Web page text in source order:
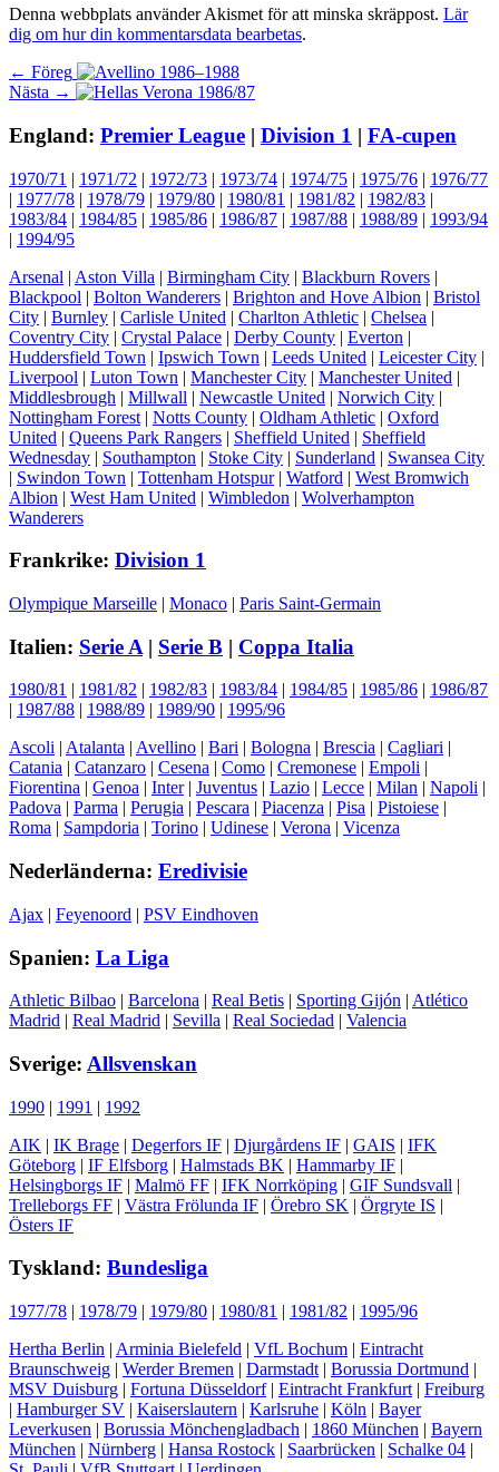
Denna webbplats använder Akismet för att minska skräppost. Lär
dig om hur din kommentarsdata bearbetas.
Inläggsnavigering
← Föreg Föregående
inlägg:
Nästa → Nästa
England: Premier League | Division 1 | FA-cupen
1970/71 | 1971/72 | 1972/73 | 1973/74 | 1974/75 | 1975/76 | 1976/77
| 1977/78 | 1978/79 | 1979/80 | 1980/81 | 1981/82 | 1982/83 |
1983/84 | 1984/85 | 1985/86 | 1986/87 | 1987/88 | 1988/89 | 1993/94
| 1994/95
Arsenal | Aston Villa | Birmingham City | Blackburn Rovers |
Blackpool | Bolton Wanderers | Brighton and Hove Albion | Bristol
City | Burnley | Carlisle United | Charlton Athletic | Chelsea |
Coventry City | Crystal Palace | Derby County | Everton |
Huddersfield Town | Ipswich Town | Leeds United | Leicester City |
Liverpool | Luton Town | Manchester City | Manchester United |
Middlesbrough | Millwall | Newcastle United | Norwich City |
Nottingham Forest | Notts County | Oldham Athletic | Oxford
United | Queens Park Rangers | Sheffield United | Sheffield
Wednesday | Southampton | Stoke City | Sunderland | Swansea City
| Swindon Town | Tottenham Hotspur| Watford | West Bromwich
Albion | West Ham United | Wimbledon | Wolverhampton
Wanderers
Frankrike: Division 1
Olympique Marseille | Monaco | Paris Saint-Germain
Italien: Serie A | Serie B | Coppa Italia
1980/81 | 1981/82 | 1982/83 | 1983/84 | 1984/85 | 1985/86 | 1986/87
| 1987/88 | 1988/89 | 1989/90 | 1995/96
Ascoli | Atalanta | Avellino | Bari | Bologna | Brescia | Cagliari |
Catania | Catanzaro | Cesena | Como | Cremonese | Empoli |
Fiorentina | Genoa | Inter| Juventus | Lazio | Lecce | Milan | Napoli |
Padova | Parma | Perugia | Pescara | Piacenza | Pisa | Pistoiese |
Roma | Sampdoria | Torino | Udinese | Verona | Vicenza
Nederländerna: Eredivisie
Ajax | Feyenoord | PSV Eindhoven
Spanien: La Liga
Athletic Bilbao | Barcelona | Real Betis | Sporting Gijón | Atlético
Madrid | Real Madrid | Sevilla | Real Sociedad | Valencia
Sverige: Allsvenskan
1990 | 1991 | 1992
AIK | IK Brage | Degerfors IF | Djurgårdens IF | GAIS | IFK
Göteborg | IF Elfsborg | Halmstads BK | Hammarby IF |
Helsingborgs IF | Malmö FF | IFK Norrköping | GIF Sundsvall |
Trelleborgs FF | Västra Frölunda IF | Örebro SK | Örgryte IS |
Östers IF
Tyskland: Bundesliga
1977/78 | 1978/79 | 1979/80 | 1980/81 | 1981/82 | 1995/96
Hertha Berlin | Arminia Bielefeld | VfL Bochum | Eintracht
Braunschweig | Werder Bremen | Darmstadt | Borussia Dortmund |
MSV Duisburg | Fortuna Düsseldorf| Eintracht Frankfurt | Freiburg
| Hamburger SV | Kaiserslautern | Karlsruhe | Köln | Bayer
Leverkusen | Borussia Mönchengladbach | 1860 München | Bayern
München | Nürnberg | Hansa Rostock | Saarbrücken | Schalke 04 |